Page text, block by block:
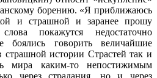
борению. «Я приближаюсь
и страшной и заранее прошу
покажутся недостаточно
боялись говорить величайшие
истории Страстей так и
мира каким-то непостижимым
через страдания, но и через